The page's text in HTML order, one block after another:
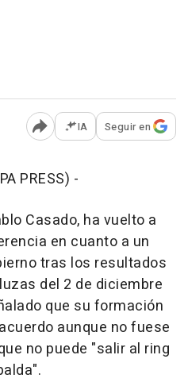
Abrir opciones para
IA Seguir en
PRESS) -
Casado, ha vuelto a
en cuanto a un
tras los resultados
del 2 de diciembre
que su formación
aunque no fuese
no puede "salir al ring